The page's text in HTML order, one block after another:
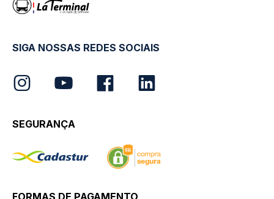
SIGA NOSSAS REDES SOCIAIS
SEGURANÇA
FORMAS DE PAGAMENTO